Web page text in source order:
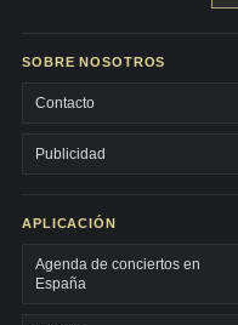
SOBRE NOSOTROS
Contacto
Publicidad
APLICACIÓN
Agenda de conciertos en
España